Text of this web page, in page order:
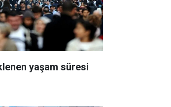
yaşam süresi